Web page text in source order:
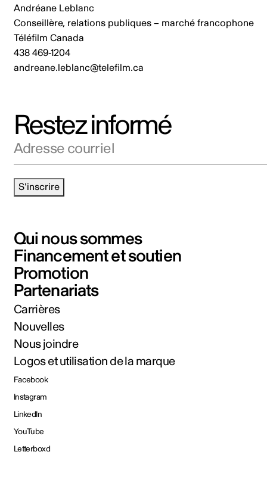
Andréane Leblanc
Conseillère, relations publiques – marché francophone
Téléfilm Canada
438 469-1204
andreane.leblanc@telefilm.ca
Restez informé
S'inscrire
Qui nous sommes
Financement et soutien
Promotion
Partenariats
Carrières
Nouvelles
Nous joindre
Logos et utilisation de la marque
Facebook
Instagram
LinkedIn
YouTube
Letterboxd